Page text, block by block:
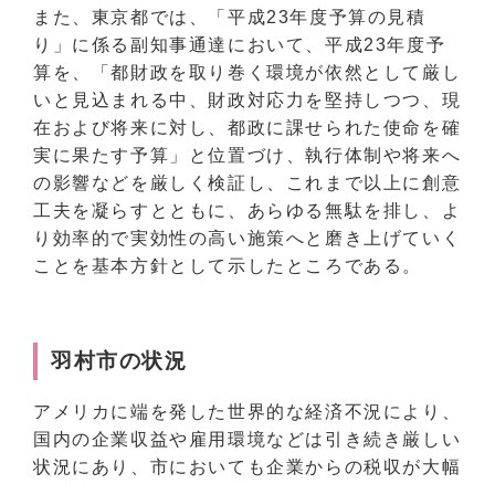
また、東京都では、「平成23年度予算の見積
り」に係る副知事通達において、平成23年度予
算を、「都財政を取り巻く環境が依然として厳し
いと見込まれる中、財政対応力を堅持しつつ、現
在および将来に対し、都政に課せられた使命を確
実に果たす予算」と位置づけ、執行体制や将来へ
の影響などを厳しく検証し、これまで以上に創意
工夫を凝らすとともに、あらゆる無駄を排し、よ
り効率的で実効性の高い施策へと磨き上げていく
ことを基本方針として示したところである。
羽村市の状況
アメリカに端を発した世界的な経済不況により、
国内の企業収益や雇用環境などは引き続き厳しい
状況にあり、市においても企業からの税収が大幅